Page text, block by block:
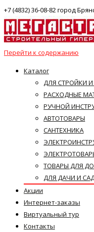
+7 (4832) 36-08-82 город
Перейти к содержанию
Каталог
ДЛЯ СТРОЙКИ
РАСХОДНЫЕ
РУЧНОЙ
АВТОТОВАРЫ
САНТЕХНИКА
ТОВАРЫ ДЛЯ
ДЛЯ ДАЧИ И
Акции
Интернет-заказы
Виртуальный тур
Контакты